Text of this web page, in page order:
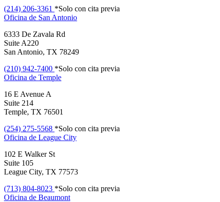
(214) 206-3361 *Solo con cita previa
Oficina de San Antonio
6333 De Zavala Rd
Suite A220
San Antonio, TX 78249
(210) 942-7400 *Solo con cita previa
Oficina de Temple
16 E Avenue A
Suite 214
Temple, TX 76501
(254) 275-5568 *Solo con cita previa
Oficina de League City
102 E Walker St
Suite 105
League City, TX 77573
(713) 804-8023 *Solo con cita previa
Oficina de Beaumont